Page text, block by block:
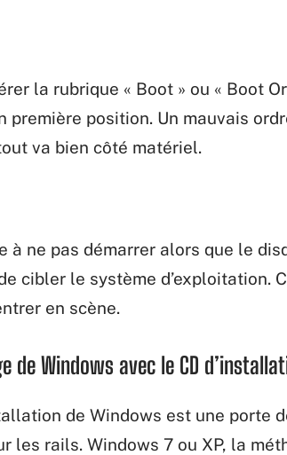
la rubrique « Boot » ou « Boot
première position. Un mauvais
va bien côté matériel.
à ne pas démarrer alors que le
cibler le système d’exploitation.
en scène.
de Windows avec le CD
de Windows est une porte
les rails. Windows 7 ou XP, la